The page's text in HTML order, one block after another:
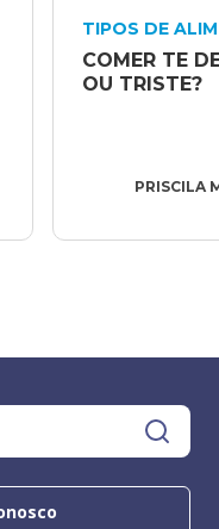
TIPOS DE
COMER TE
OU TRISTE?
PRISCILA